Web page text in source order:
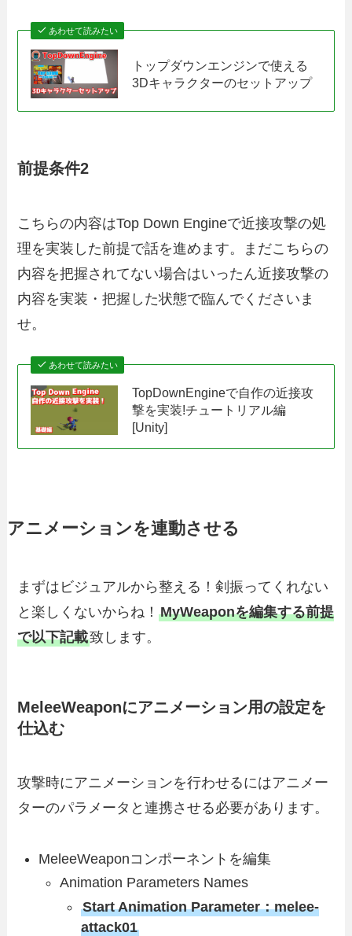
あわせて読みたい
トップダウンエンジンで使える
3Dキャラクターのセットアップ
前提条件2
こちらの内容はTop Down Engineで近接攻撃の処
理を実装した前提で話を進めます。まだこちらの
内容を把握されてない場合はいったん近接攻撃の
内容を実装・把握した状態で臨んでくださいま
せ。
あわせて読みたい
TopDownEngineで自作の近接攻
撃を実装!チュートリアル編
[Unity]
アニメーションを連動させる
まずはビジュアルから整える！剣振ってくれない
と楽しくないからね！MyWeaponを編集する前提
で以下記載致します。
MeleeWeaponにアニメーション用の設定を
仕込む
攻撃時にアニメーションを行わせるにはアニメー
ターのパラメータと連携させる必要があります。
MeleeWeaponコンポーネントを編集
Animation Parameters Names
Start Animation Parameter：melee-
attack01